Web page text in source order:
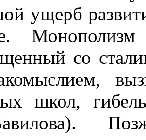
ущерб
со
школ,